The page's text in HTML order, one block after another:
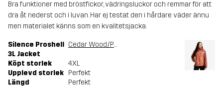
Bra funktioner med bröstfickor, vädringsluckor och remmar för att
dra åt nederst och i luvan. Har ej testat den i hårdare väder ännu
men materialet känns som en kvalitetsjacka.
Silence Proshell
3L Jacket
Cedar Wood/Pink Mahogany
Köpt storlek
4XL
Upplevd storlek Perfekt
Längd
Perfekt